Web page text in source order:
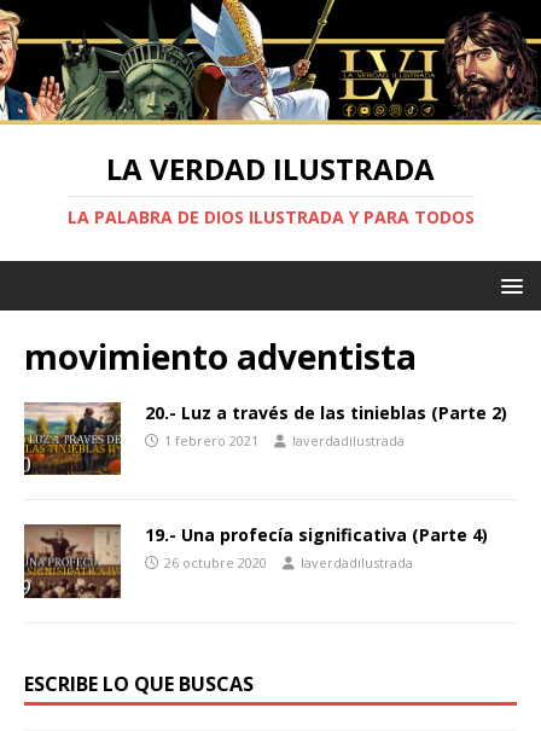
LA VERDAD ILUSTRADA
LA PALABRA DE DIOS ILUSTRADA Y PARA TODOS
movimiento adventista
20.- Luz a través de las tinieblas (Parte 2)
1 febrero 2021 laverdadilustrada
19.- Una profecía significativa (Parte 4)
26 octubre 2020 laverdadilustrada
ESCRIBE LO QUE BUSCAS